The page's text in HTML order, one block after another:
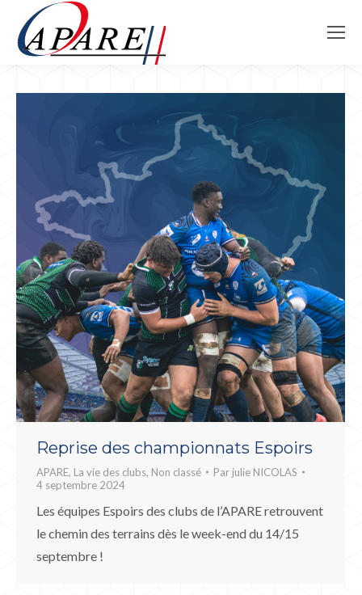
Reprise des championnats Espoirs
APARE, La vie des clubs, Non classé Par julie NICOLAS
4 septembre 2024
Les équipes Espoirs des clubs de l’APARE retrouvent
le chemin des terrains dès le week-end du 14/15
septembre !